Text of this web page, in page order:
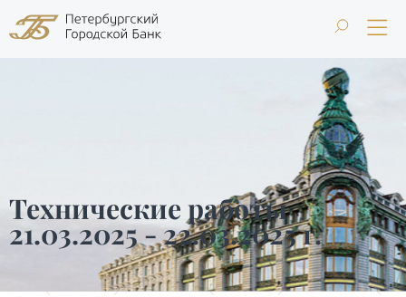
Технические работы
21.03.2025 - 22.03.2025 г.